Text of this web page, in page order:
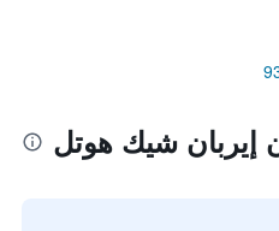
إيربان شيك هوتل